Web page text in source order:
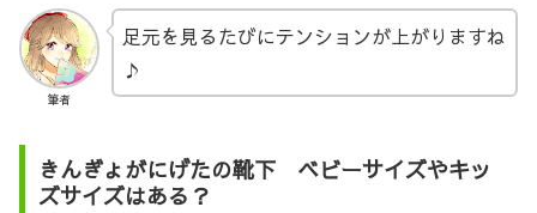
筆者
足元を見るたびにテンションが上がりますね
♪
きんぎょがにげたの靴下 ベビーサイズやキッ
ズサイズはある？